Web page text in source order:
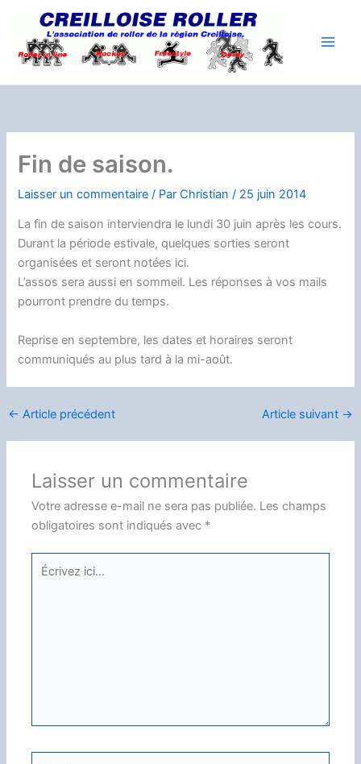
contenu
Fin de saison.
Laisser un commentaire / ParChristian/ 25 juin 2014
La fin de saison interviendra le lundi 30 juin après les cours.
Durant la période estivale, quelques sorties seront
organisées et seront notées ici.
L’assos sera aussi en sommeil. Les réponses à vos mails
pourront prendre du temps.
Reprise en septembre, les dates et horaires seront
communiqués au plus tard à la mi-août.
← Article précédent Article suivant →
Laisser un commentaire
Votre adresse e-mail ne sera pas publiée. Les champs
obligatoires sont indiqués avec *
Écrivez